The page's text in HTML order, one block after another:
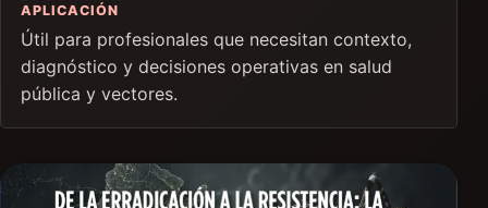
APLICACIÓN
Útil para profesionales que necesitan contexto,
diagnóstico y decisiones operativas en salud
pública y vectores.